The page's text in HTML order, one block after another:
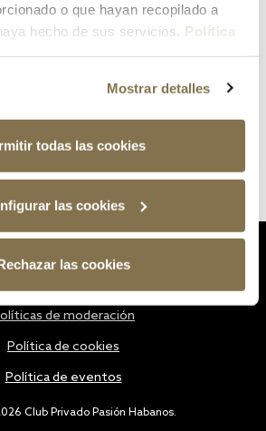
o que hayan recopilado a
hecho de sus servicios. Política
Mostrar detalles
todas las cookies
las cookies
las cookies
Club Privado Pasión Habanos.
de moderación
Política de cookies
Política de eventos